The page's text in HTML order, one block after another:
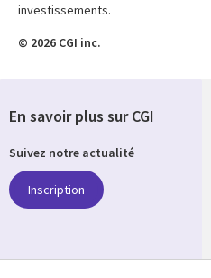
investissements.
© 2026 CGI inc.
En savoir plus sur CGI
Suivez notre actualité
Inscription